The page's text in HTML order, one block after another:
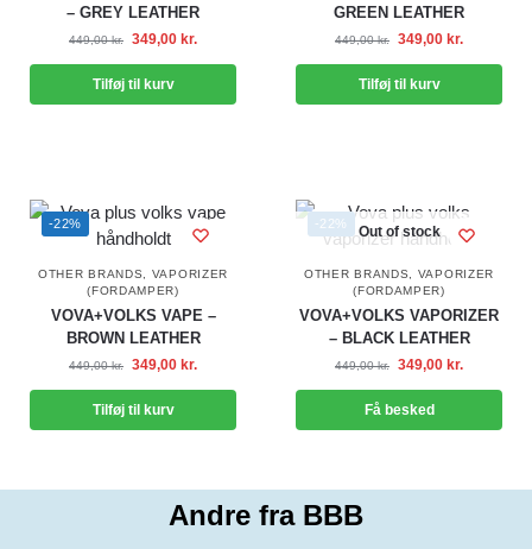
– GREY LEATHER
449,00kr. 349,00 kr.
Tilføj til kurv
GREEN LEATHER
449,00kr. 349,00 kr.
Tilføj til kurv
-22%
OTHER BRANDS
VAPORIZER
(FORDAMPER)
VOVA+VOLKS VAPE –
BROWN LEATHER
449,00kr. 349,00 kr.
Tilføj til kurv
-22% Out of stock
OTHER BRANDS
VAPORIZER
(FORDAMPER)
VOVA+VOLKS VAPORIZER
– BLACK LEATHER
449,00kr. 349,00 kr.
Få besked
Andre fra BBB